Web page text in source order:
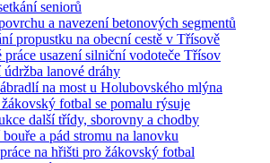
seniorů
a navezení betonových segmentů
propustku na obecní cestě v Třísově
práce usazení silniční vodoteče Třísov
údržba lanové dráhy
na most u Holubovského mlýna
fotbal se pomalu rýsuje
další třídy, sborovny a chodby
bouře a pád stromu na lanovku
na hřišti pro žákovský fotbal